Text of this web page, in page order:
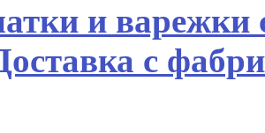
и варежки
с